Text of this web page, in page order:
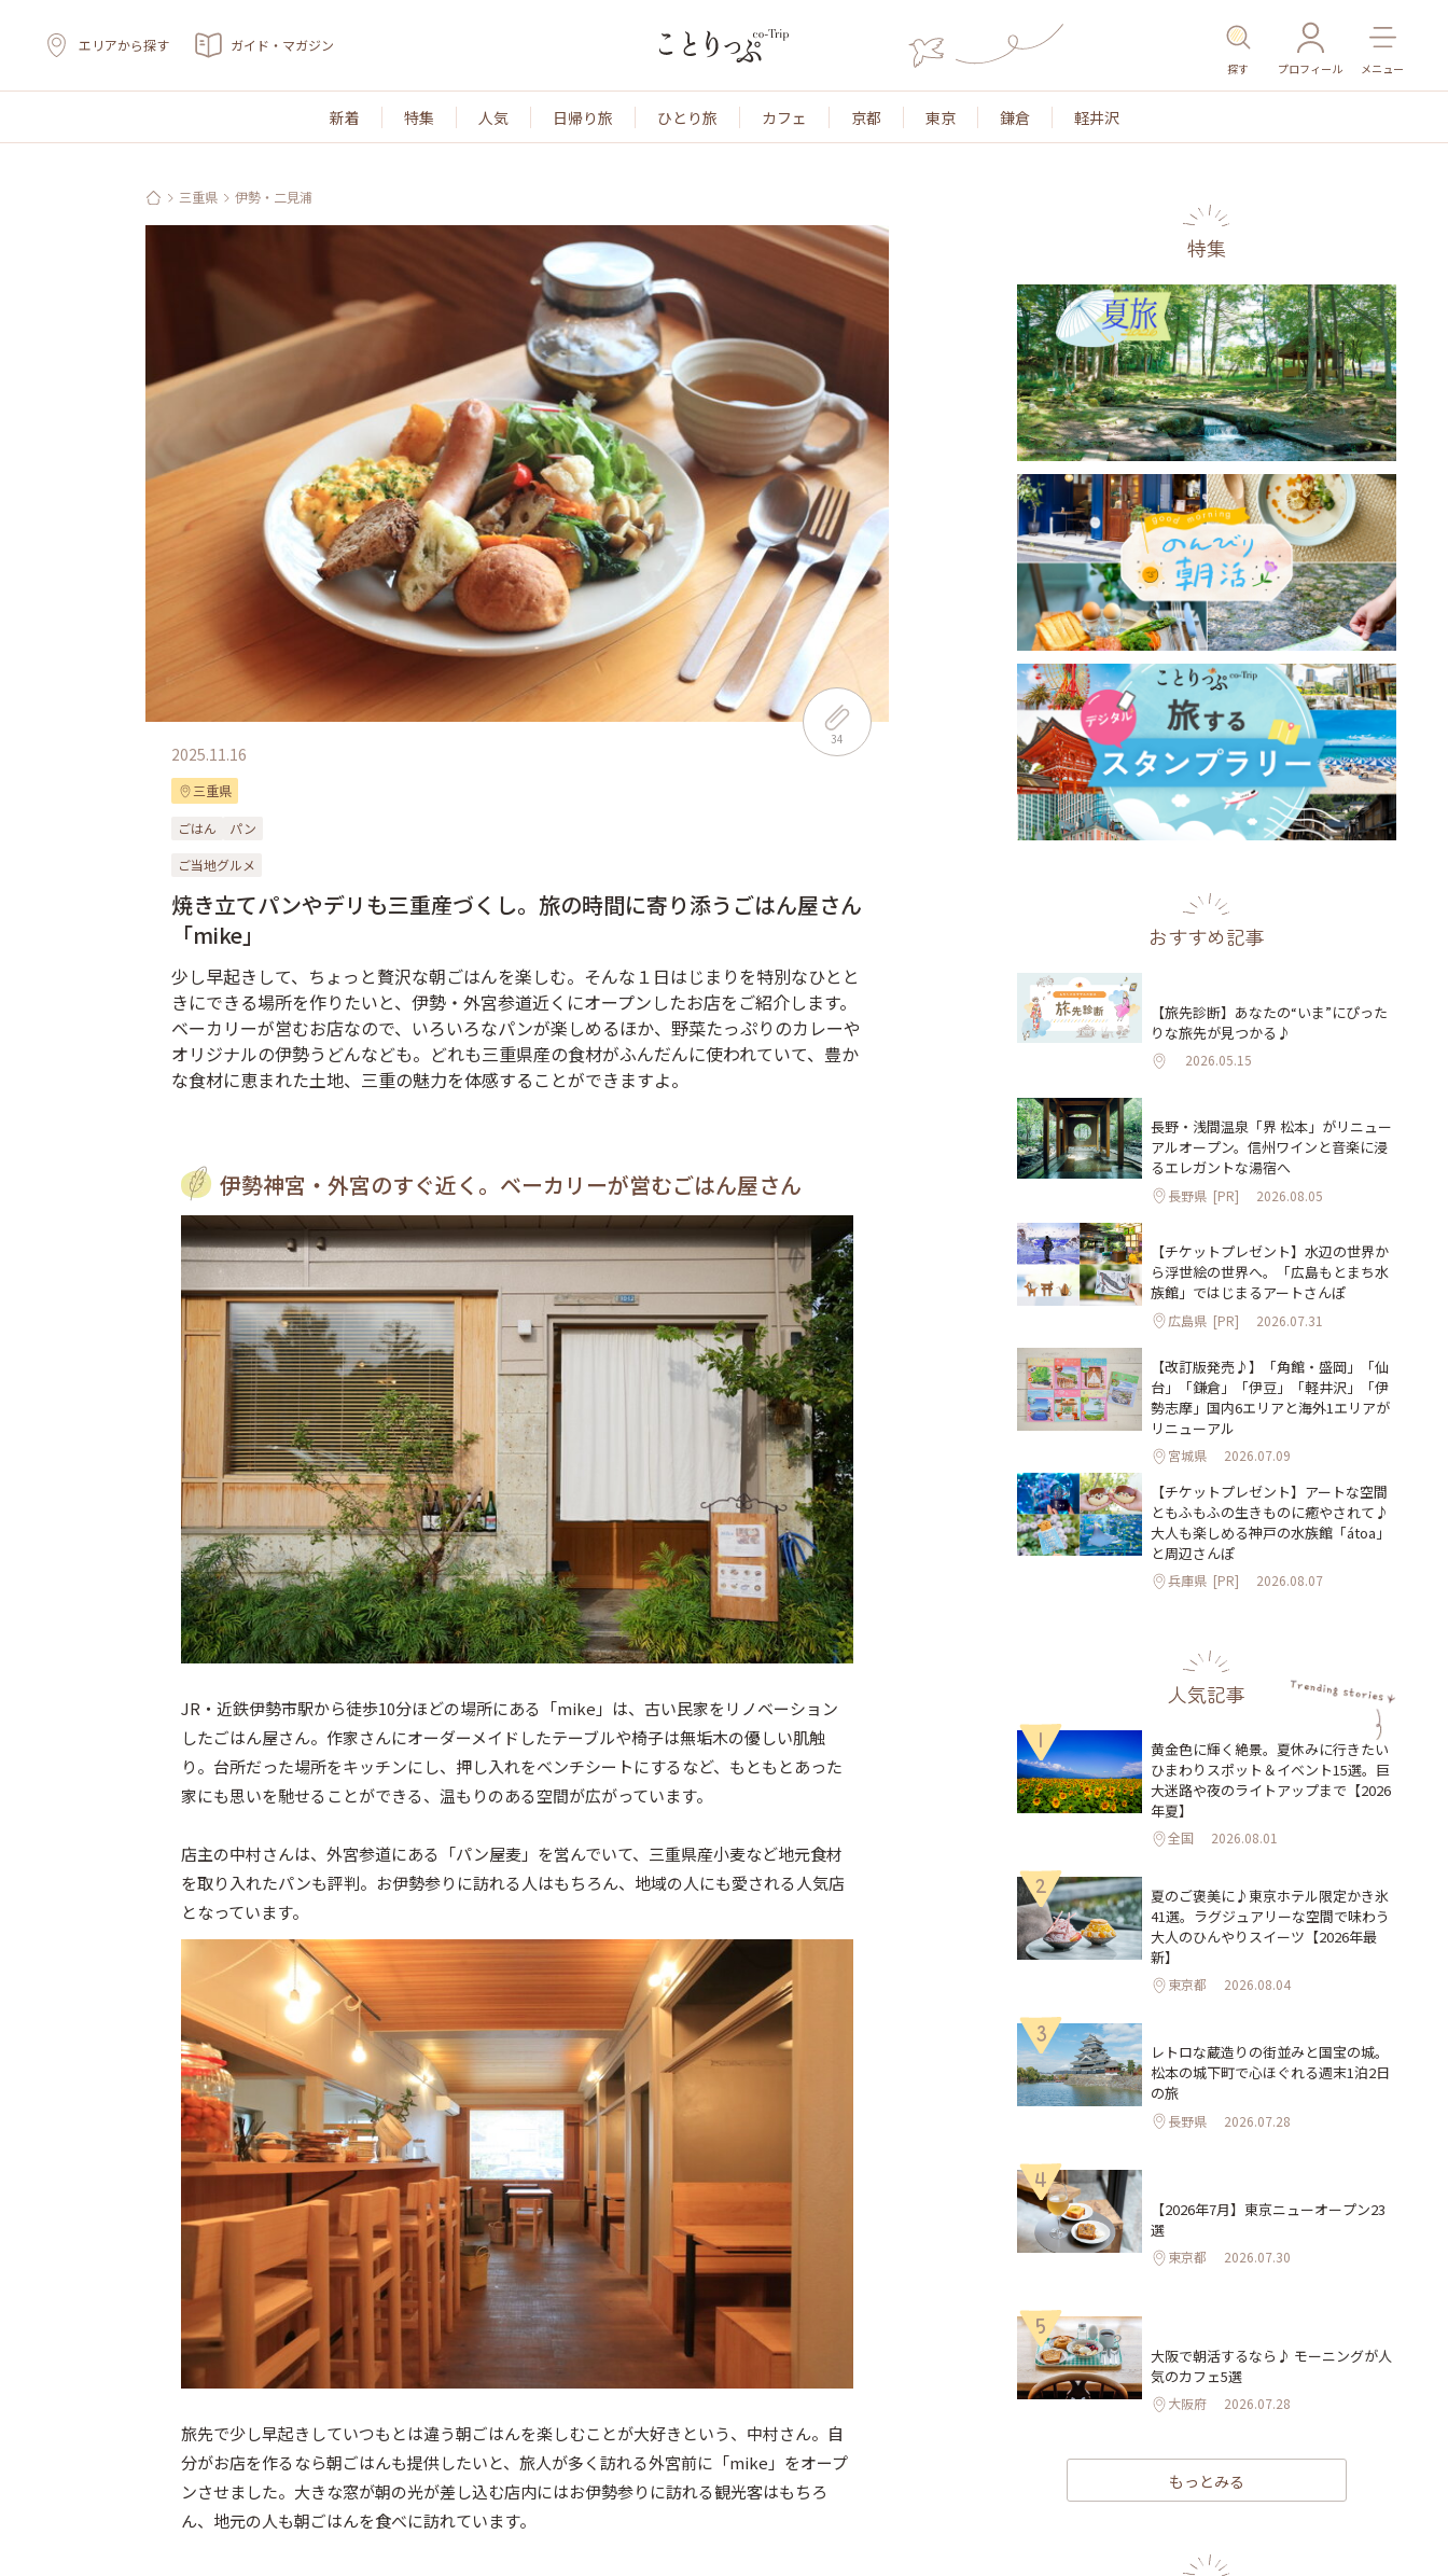
エリアから探す ガイド・マガジン
探す プロフィール メニュー
新着 特集 人気 日帰り旅 ひとり旅 カフェ 京都 東京 鎌倉 軽井沢
三重県 伊勢・二見浦
34
2025.11.16
三重県
ごはん
パン
ご当地グルメ
焼き立てパンやデリも三重産づくし。旅の時間に寄り添うごはん屋さん
「mike」
少し早起きして、ちょっと贅沢な朝ごはんを楽しむ。そんな１日はじまりを特別なひとと
きにできる場所を作りたいと、伊勢・外宮参道近くにオープンしたお店をご紹介します。
ベーカリーが営むお店なので、いろいろなパンが楽しめるほか、野菜たっぷりのカレーや
オリジナルの伊勢うどんなども。どれも三重県産の食材がふんだんに使われていて、豊か
な食材に恵まれた土地、三重の魅力を体感することができますよ。
伊勢神宮・外宮のすぐ近く。ベーカリーが営むごはん屋さん
JR・近鉄伊勢市駅から徒歩10分ほどの場所にある「mike」は、古い民家をリノベーション
したごはん屋さん。作家さんにオーダーメイドしたテーブルや椅子は無垢木の優しい肌触
り。台所だった場所をキッチンにし、押し入れをベンチシートにするなど、もともとあった
家にも思いを馳せることができる、温もりのある空間が広がっています。
店主の中村さんは、外宮参道にある「パン屋麦」を営んでいて、三重県産小麦など地元食材
を取り入れたパンも評判。お伊勢参りに訪れる人はもちろん、地域の人にも愛される人気店
となっています。
旅先で少し早起きしていつもとは違う朝ごはんを楽しむことが大好きという、中村さん。自
分がお店を作るなら朝ごはんも提供したいと、旅人が多く訪れる外宮前に「mike」をオープ
ンさせました。大きな窓が朝の光が差し込む店内にはお伊勢参りに訪れる観光客はもちろ
ん、地元の人も朝ごはんを食べに訪れています。
特集
おすすめ記事
【旅先診断】あなたの“いま”にぴった
りな旅先が見つかる♪
2026.05.15
長野・浅間温泉「界 松本」がリニュー
アルオープン。信州ワインと音楽に浸
るエレガントな湯宿へ
長野県 [PR] 2026.08.05
【チケットプレゼント】水辺の世界か
ら浮世絵の世界へ。「広島もとまち水
族館」ではじまるアートさんぽ
広島県 [PR] 2026.07.31
【改訂版発売♪】「角館・盛岡」「仙
台」「鎌倉」「伊豆」「軽井沢」「伊
勢志摩」国内6エリアと海外1エリアが
リニューアル
宮城県 2026.07.09
【チケットプレゼント】アートな空間
ともふもふの生きものに癒やされて♪
大人も楽しめる神戸の水族館「átoa」
と周辺さんぽ
兵庫県 [PR] 2026.08.07
人気記事
1
黄金色に輝く絶景。夏休みに行きたい
ひまわりスポット＆イベント15選。巨
大迷路や夜のライトアップまで【2026
年夏】
全国 2026.08.01
2
夏のご褒美に♪東京ホテル限定かき氷
41選。ラグジュアリーな空間で味わう
大人のひんやりスイーツ【2026年最
新】
東京都 2026.08.04
3
レトロな蔵造りの街並みと国宝の城。
松本の城下町で心ほぐれる週末1泊2日
の旅
長野県 2026.07.28
4
【2026年7月】東京ニューオープン23
選
東京都 2026.07.30
5
大阪で朝活するなら♪ モーニングが人
気のカフェ5選
大阪府 2026.07.28
もっとみる